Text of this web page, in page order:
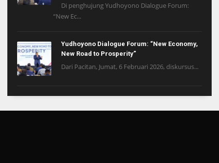
Di penghujung Yudhoyono Dialogue Forum:
“New Ec...
Yudhoyono Dialogue Forum: “New Economy,
New Road to Prosperity”
Dari Pacitan, Jumat, 6 Februari 2026, diskursus...